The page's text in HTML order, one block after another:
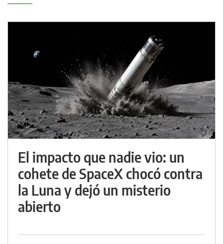
El impacto que nadie vio: un
cohete de SpaceX chocó contra
la Luna y dejó un misterio
abierto